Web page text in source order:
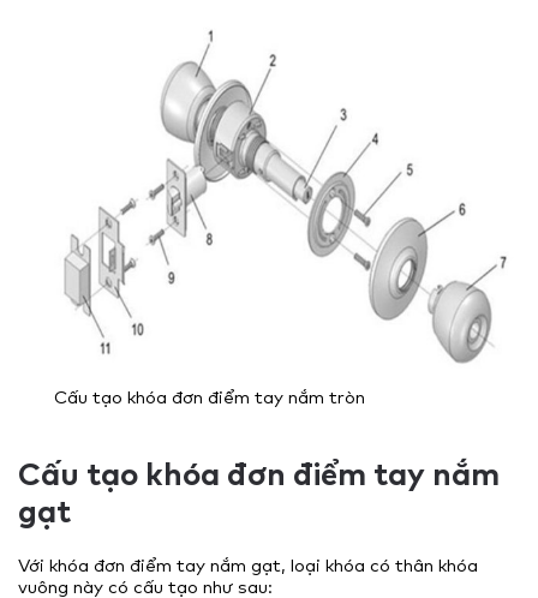
Cấu tạo khóa đơn điểm tay nắm tròn
Cấu tạo khóa đơn điểm tay nắm
gạt
Với khóa đơn điểm tay nắm gạt, loại khóa có thân khóa
vuông này có cấu tạo như sau: